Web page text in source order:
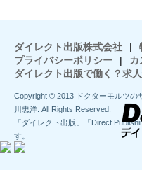
ダイレクト出版株式会社 |
プライバシーポリシー
| カ
ダイレクト出版で働く？求
Copyright © 2013 ドクターモルツの
川忠洋. All Rights Reserved.
「ダイレクト出版」「Direct
す。